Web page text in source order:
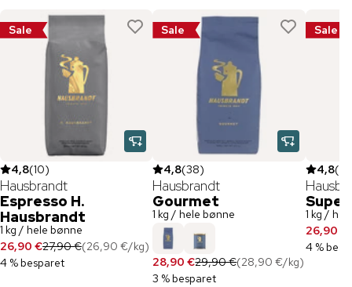
Sale
4,8(10)
Hausbrandt
Espresso H.
Hausbrandt
1 kg / hele bønne
26,90 €27,90 €(26,90 €/kg)
4 % besparet
Sale
4,8(38)
Hausbrandt
Gourmet
1 kg / hele bønne
28,90 €29,90 €(28,90 €/kg)
3 % besparet
Sale
4,8(
Super
1 kg /
26,90 €
4 %